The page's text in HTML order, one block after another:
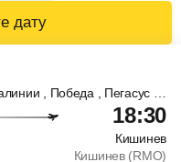
дату
, Победа , Пегасус Эйрлайнс
18:30
Кишинев
Кишинев (RMO)